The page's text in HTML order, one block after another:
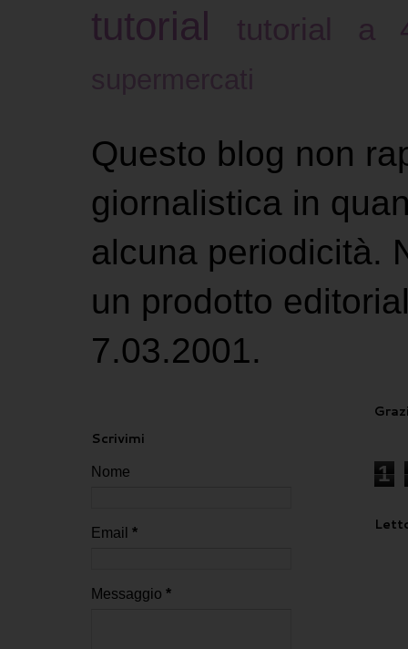
tutorial tutorial a
Questo blog non
giornalistica in
alcuna periodicità.
un prodotto
7.03.2001.
Scrivimi
Nome
Email *
Messaggio *
1